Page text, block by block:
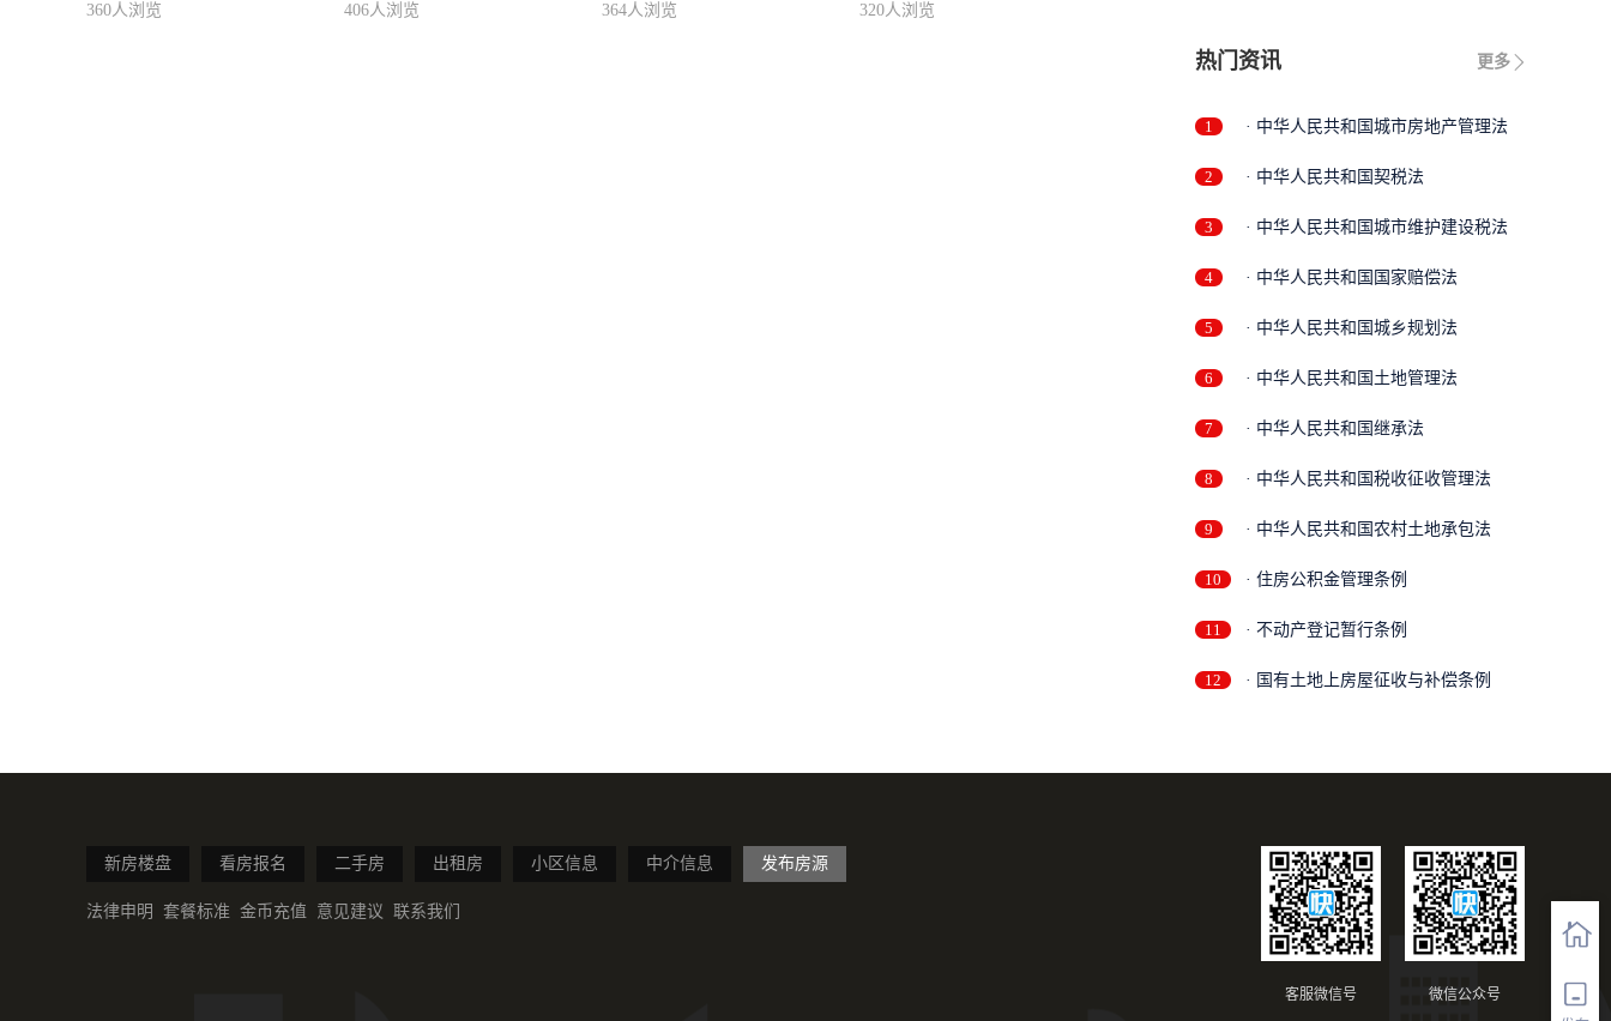
360人浏览 406人浏览 364人浏览 320人浏览
更多
热门资讯
1 · 中华人民共和国城市房地产管理法
2 · 中华人民共和国契税法
3 · 中华人民共和国城市维护建设税法
4 · 中华人民共和国国家赔偿法
5 · 中华人民共和国城乡规划法
6 · 中华人民共和国土地管理法
7 · 中华人民共和国继承法
8 · 中华人民共和国税收征收管理法
9 · 中华人民共和国农村土地承包法
10 · 住房公积金管理条例
11 · 不动产登记暂行条例
12 · 国有土地上房屋征收与补偿条例
新房楼盘 看房报名 二手房 出租房 小区信息 中介信息 发布房源
法律申明 套餐标准 金币充值 意见建议 联系我们
微信公众号
客服微信号